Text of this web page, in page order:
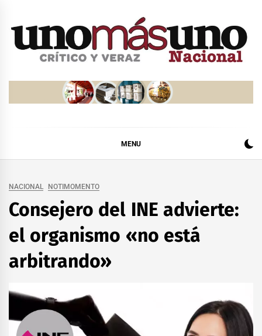
MENU
NACIONAL NOTIMOMENTO
Consejero del INE advierte:
el organismo «no está
arbitrando»